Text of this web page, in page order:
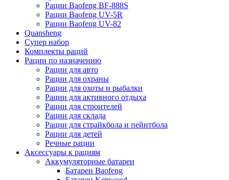
Рации Baofeng BF-888S
Рации Baofeng UV-5R
Рации Baofeng UV-82
Quansheng
Супер набор
Комплекты раций
Рации по назначению
Рации для авто
Рации для охраны
Рации для охоты и рыбалки
Рации для активного отдыха
Рации для строителей
Рации для склада
Рации для страйкбола и пейнтбола
Рации для детей
Речные рации
Аксессуары к рациям
Аккумуляторные батареи
Батареи Baofeng